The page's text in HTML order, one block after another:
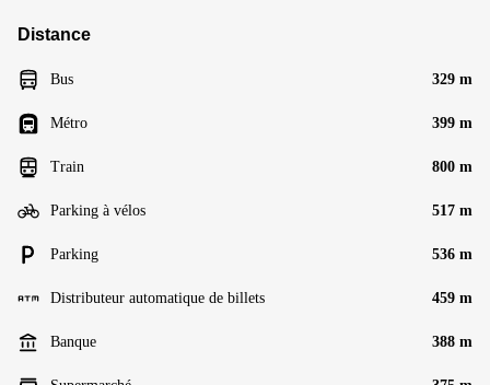
Distance
Bus 329 m
Métro 399 m
Train 800 m
Parking à vélos 517 m
Parking 536 m
Distributeur automatique de billets 459 m
Banque 388 m